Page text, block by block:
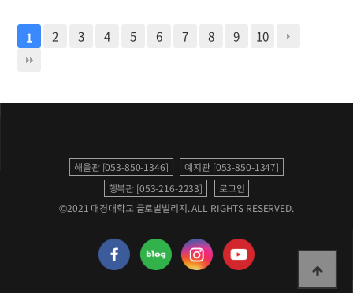
1 2 3 4 5 6 7 8 9 10
해울관 [053-850-1346]
예지관 [053-850-1347]
행복관 [053-216-2233]
로그인
©2021 대경대학교 글로벌빌리지. ALL RIGHTS RESERVED.